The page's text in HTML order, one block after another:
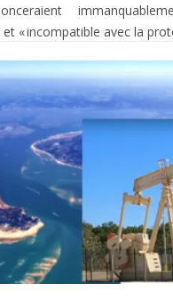
et « incompatible avec la